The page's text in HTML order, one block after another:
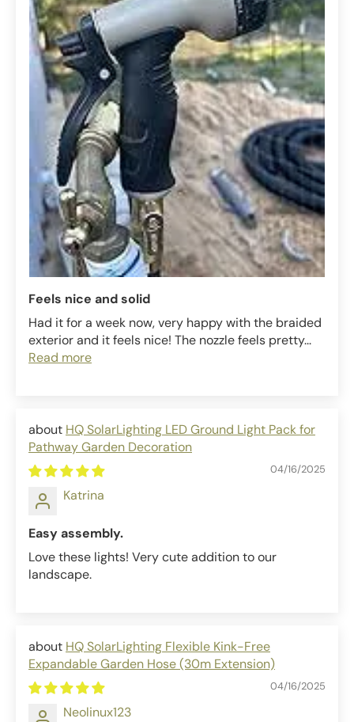
Feels nice and solid
Had it for a week now, very happy with the braided
exterior and it feels nice! The nozzle feels pretty...
Read more
HQ SolarLighting LED Ground Light Pack for
Pathway Garden Decoration
04/16/2025
Katrina
Easy assembly.
Love these lights! Very cute addition to our
landscape.
HQ SolarLighting Flexible Kink-Free
Expandable Garden Hose (30m Extension)
04/16/2025
Neolinux123